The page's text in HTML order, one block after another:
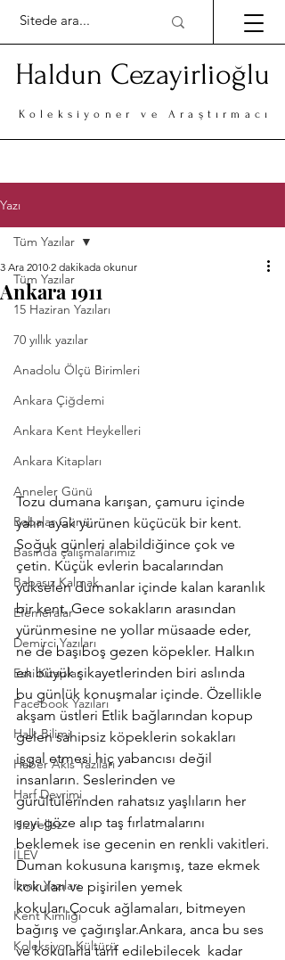
Haldun Cezayirlioğlu
Koleksiyoner ve Araştırmacı
Yazı
Tüm Yazılar
15 Haziran Yazıları
70 yıllık yazılar
Anadolu Ölçü Birimleri
Ankara Çiğdemi
Ankara Kent Heykelleri
Ankara Kitapları
Anneler Günü
Babalar Günü
Basında çalışmalarımız
Babasız Kalmak
Efemeralar
Demirci Yazıları
Eski Kitaplar
Facebook Yazıları
Halk Bilimi
Haber Akis Yazıları
Harf Devrimi
Hızırellez
İLEV
İzmir Yazıları
Kent Kimliği
Koleksiyon Kültürü
Tüm Yazılar
Ankara 1911
3 Ara 2010 2 dakikada okunur
Tozu dumana karışan, çamuru içinde
yalın ayak yürünen küçücük bir kent.
Soğuk günleri alabildiğince çok ve
çetin. Küçük evlerin bacalarından
yükselen dumanlar içinde kalan karanlık
bir kent. Gece sokakların arasından
yürünmesine ne yollar müsaade eder,
ne de başıboş gezen köpekler. Halkın
en büyük şikayetlerinden biri aslında
bu günlük konuşmalar içinde. Özellikle
akşam üstleri Etlik bağlarından kopup
gelen sahipsiz köpeklerin sokakları
işgal etmesi hiç yabancısı değil
insanların. Seslerinden ve
gürültülerinden rahatsız yaşlıların her
şeyi göze alıp taş fırlatmalarını
beklemek ise gecenin en renkli vakitleri.
Duman kokusuna karışmış, taze ekmek
kokuları ve pişirilen yemek
kokuları.Çocuk ağlamaları, bitmeyen
bağırış ve çağırışlar.Ankara, anca bu ses
ve kokularla tarif edilebilecek  kadar